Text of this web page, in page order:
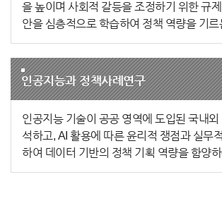
을 높이며 사회적 갈등을 조정하기 위한 규
안을 심층적으로 학습하여 정책 역량을 기
인공지능과 정책사례연구
인공지능 기술이 공공 영역에 도입된 국내
석하고, AI 활용에 따른 윤리적 쟁점과 실무
하여 데이터 기반의 정책 기획 역량을 함양